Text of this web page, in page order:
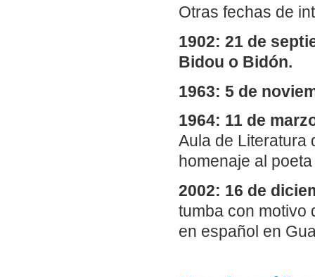
Otras fechas de
1902: 21 de
Bidou o Bidón.
1963: 5 de
1964: 11 de
Aula de Literatura
homenaje al
2002: 16 de
tumba con motivo
en español en